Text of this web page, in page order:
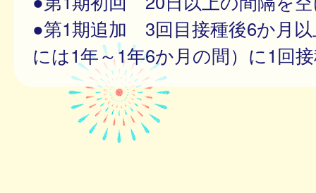
●第1期追加 3回目接種後6か月以
には1年～1年6か月の間）に1回